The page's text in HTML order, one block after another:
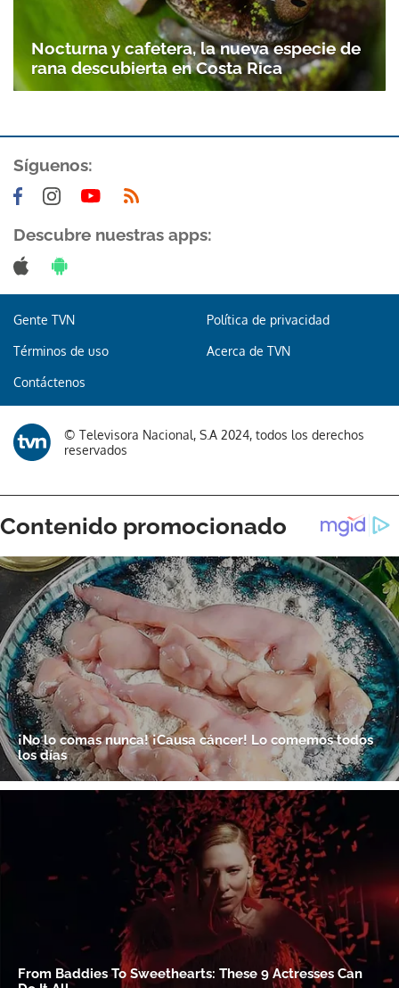
Nocturna y cafetera, la nueva especie de
rana descubierta en Costa Rica
Síguenos:
Descubre nuestras apps:
Gente TVN Política de privacidad
Términos de uso Acerca de TVN
Contáctenos
© Televisora Nacional, S.A 2024, todos los derechos
reservados